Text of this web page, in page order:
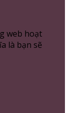
web hoạt
là bạn sẽ